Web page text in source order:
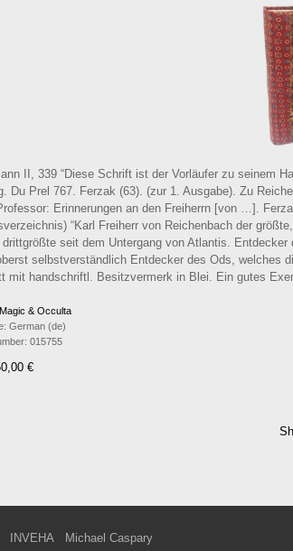
II, 339 “Diese Schrift ist der Vorläufer zu seinem
Du Prel 767. Ferzak (63). (zur 1. Ausgabe). Zu
Erinnerungen an den Freiherrn [von …].
“Karl Freiherr von Reichenbach der
drittgrößte seit dem Untergang von Atlantis.
selbstverständlich Entdecker des Ods, welches
mit handschriftl. Besitzvermerk in Blei. Ein gutes
Magic & Occulta
German (de)
015755
€
INVEHA
Michael Caspary